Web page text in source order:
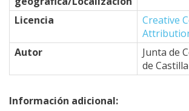
-
-
-
Licencia
Creative
Autor
Junta de
de
Información adicional: